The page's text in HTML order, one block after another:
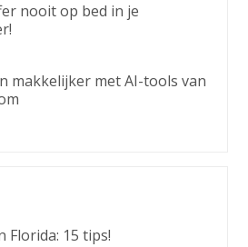
nooit op bed in je
makkelijker met AI-tools van
Florida: 15 tips!